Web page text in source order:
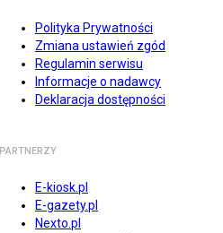
Polityka Prywatności
Zmiana ustawień zgód
Regulamin serwisu
Informacje o nadawcy
Deklaracja dostępności
PARTNERZY
E-kiosk.pl
E-gazety.pl
Nexto.pl